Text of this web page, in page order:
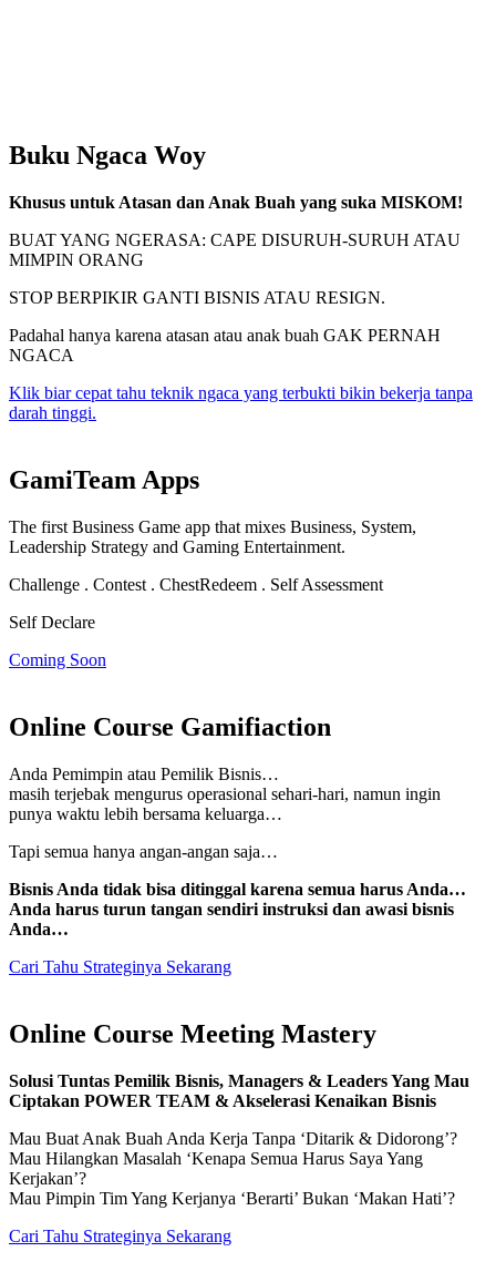
Buku Ngaca Woy
Khusus untuk Atasan dan Anak Buah yang suka MISKOM!
BUAT YANG NGERASA: CAPE DISURUH-SURUH ATAU
MIMPIN ORANG
STOP BERPIKIR GANTI BISNIS ATAU RESIGN.
Padahal hanya karena atasan atau anak buah GAK PERNAH
NGACA
Klik biar cepat tahu teknik ngaca yang terbukti bikin bekerja tanpa
darah tinggi.
GamiTeam Apps
The first Business Game app that mixes Business, System,
Leadership Strategy and Gaming Entertainment.
Challenge . Contest . ChestRedeem . Self Assessment
Self Declare
Coming Soon
Online Course Gamifiaction
Anda Pemimpin atau Pemilik Bisnis…
masih terjebak mengurus operasional sehari-hari, namun ingin
punya waktu lebih bersama keluarga…
Tapi semua hanya angan-angan saja…
Bisnis Anda tidak bisa ditinggal karena semua harus Anda…
Anda harus turun tangan sendiri instruksi dan awasi bisnis
Anda…
Cari Tahu Strateginya Sekarang
Online Course Meeting Mastery
Solusi Tuntas Pemilik Bisnis, Managers & Leaders Yang Mau
Ciptakan POWER TEAM & Akselerasi Kenaikan Bisnis
Mau Buat Anak Buah Anda Kerja Tanpa ‘Ditarik & Didorong’?
Mau Hilangkan Masalah ‘Kenapa Semua Harus Saya Yang
Kerjakan’?
Mau Pimpin Tim Yang Kerjanya ‘Berarti’ Bukan ‘Makan Hati’?
Cari Tahu Strateginya Sekarang